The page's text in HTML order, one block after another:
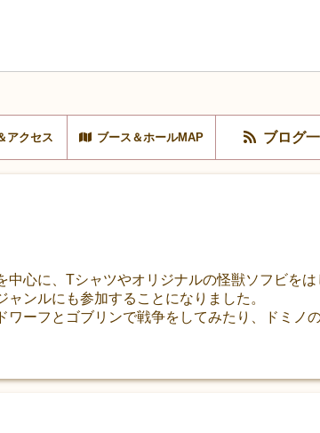
アクセス ブース＆ホールMAP ブログ
中心に、Tシャツやオリジナルの怪獣ソフビを
ンルにも参加することになりました。
ワーフとゴブリンで戦争をしてみたり、ドミノ